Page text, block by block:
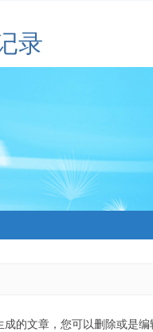
录
的文章，您可以删除或是编